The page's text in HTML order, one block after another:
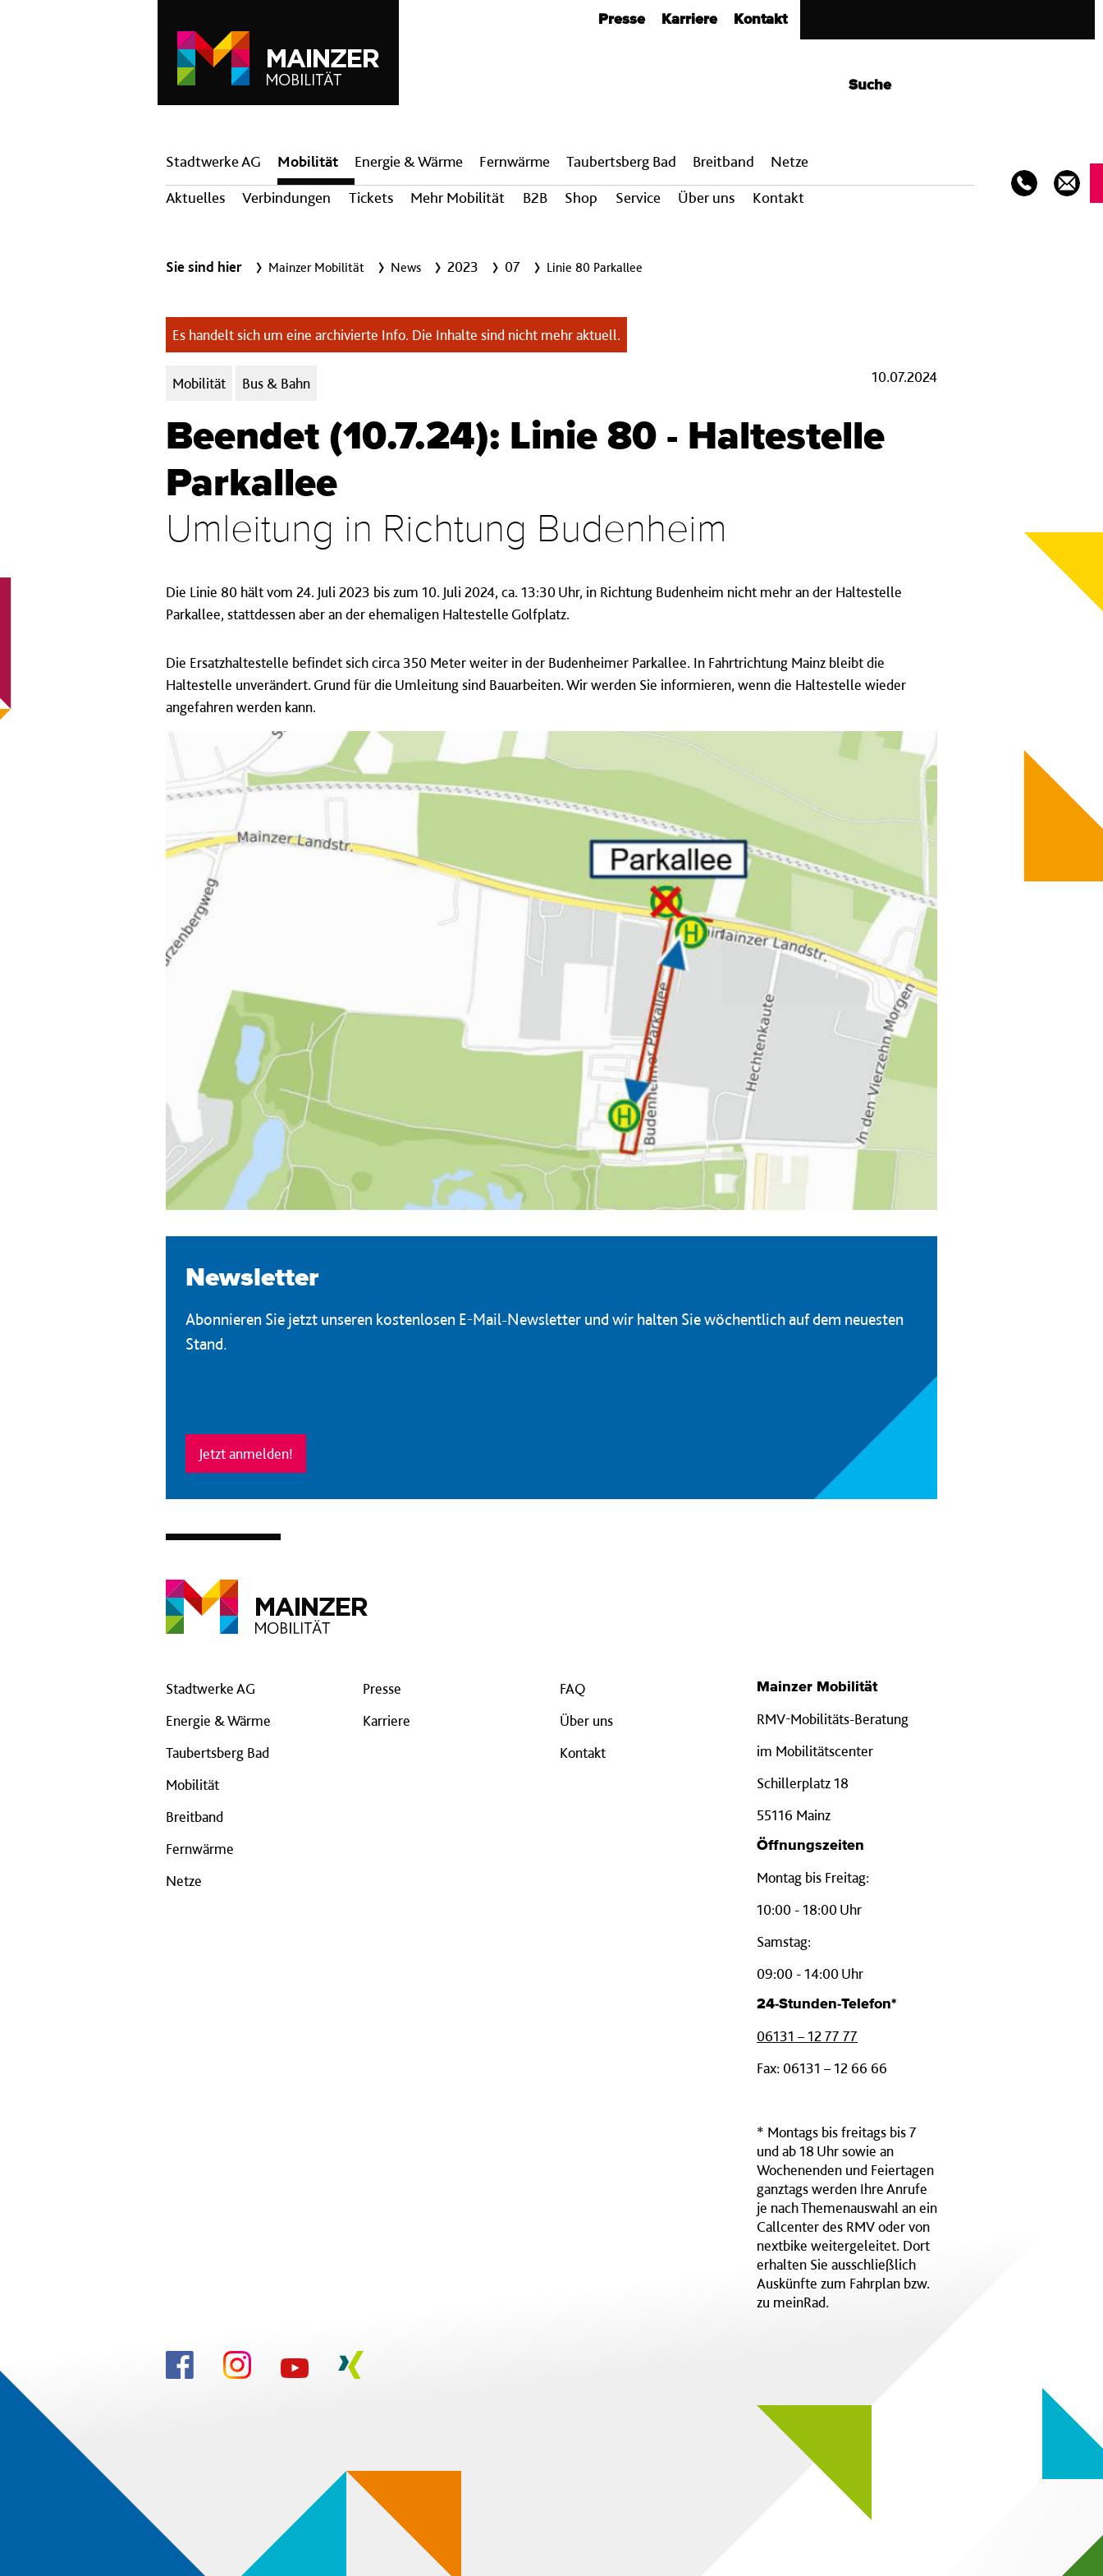
Presse Karriere Kontakt
Suche
Hauptnavigation
Stadtwerke AG
Mobilität
Aktuelles
Verbindungen Tickets Mehr Mobilität B2B Shop Service Über uns Kontakt
Energie & Wärme Fern­wärme Taubertsberg Bad Breit­band Netze
Sie sind hier Mainzer Mobilität News 2023 07 Linie 80 Parkallee
Es handelt sich um eine archivierte Info. Die Inhalte sind nicht mehr aktuell.
Kategorien:
Mobilität Bus & Bahn 10.07.2024
Beendet (10.7.24): Linie 80 - Haltestelle
Parkallee
Umleitung in Richtung Budenheim
Die Linie 80 hält vom 24. Juli 2023 bis zum 10. Juli 2024, ca. 13:30 Uhr, in Richtung Budenheim nicht mehr an der Haltestelle
Parkallee, stattdessen aber an der ehemaligen Haltestelle Golfplatz.
Die Ersatzhaltestelle befindet sich circa 350 Meter weiter in der Budenheimer Parkallee. In Fahrtrichtung Mainz bleibt die
Haltestelle unverändert. Grund für die Umleitung sind Bauarbeiten. Wir werden Sie informieren, wenn die Haltestelle wieder
angefahren werden kann.
Newsletter
Abonnieren Sie jetzt unseren kostenlosen E-Mail-Newsletter und wir halten Sie wöchentlich auf dem neuesten
Stand.
Jetzt anmelden!
Stadtwerke AG
Energie & Wärme
Taubertsberg Bad
Mobilität
Breitband
Fernwärme
Netze
Presse
Karriere
FAQ
Über uns
Kontakt
Mainzer Mobilität
RMV-Mobilitäts-Beratung
im Mobilitätscenter
Schillerplatz 18
55116 Mainz
Öffnungszeiten
Montag bis Freitag:
10:00 - 18:00 Uhr
Samstag:
09:00 - 14:00 Uhr
24-Stunden-Telefon*
06131 – 12 77 77
Fax: 06131 – 12 66 66
* Montags bis freitags bis 7
und ab 18 Uhr sowie an
Wochenenden und Feiertagen
ganztags werden Ihre Anrufe
je nach Themenauswahl an ein
Callcenter des RMV oder von
nextbike weitergeleitet. Dort
erhalten Sie ausschließlich
Auskünfte zum Fahrplan bzw.
zu meinRad.